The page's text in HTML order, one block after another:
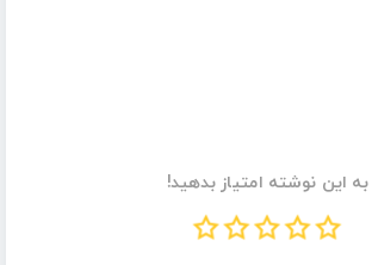
به این نوشته امتیاز بدهید!